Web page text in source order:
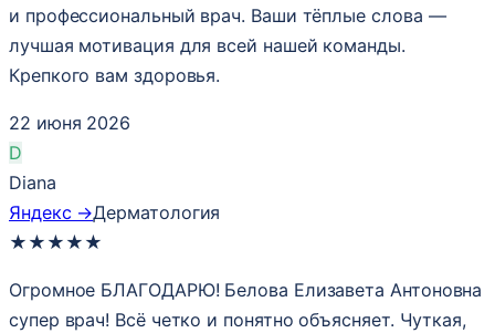
и профессиональный врач. Ваши тёплые слова —
лучшая мотивация для всей нашей команды.
Крепкого вам здоровья.
22 июня 2026
D
Diana
Яндекс →Дерматология
★ ★ ★ ★ ★
Огромное БЛАГОДАРЮ! Белова Елизавета Антоновна
супер врач! Всё четко и понятно объясняет. Чуткая,